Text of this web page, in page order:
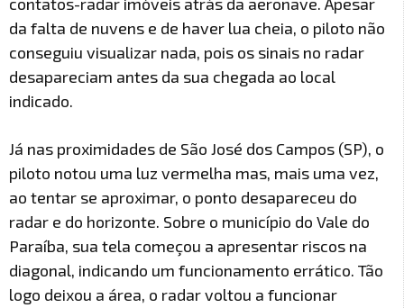
da falta de nuvens e de haver lua cheia, o piloto não
conseguiu visualizar nada, pois os sinais no radar
desapareciam antes da sua chegada ao local
indicado.
Já nas proximidades de São José dos Campos (SP), o
piloto notou uma luz vermelha mas, mais uma vez,
ao tentar se aproximar, o ponto desapareceu do
radar e do horizonte. Sobre o município do Vale do
Paraíba, sua tela começou a apresentar riscos na
diagonal, indicando um funcionamento errático. Tão
logo deixou a área, o radar voltou a funcionar